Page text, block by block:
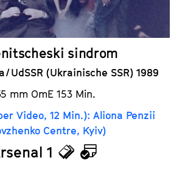
r
sindrom
UdSSR (Ukrainische SSR) 1989
mm OmE 153 Min.
Video, 12 Min.): Aliona Penzii
Centre, Kyiv)
1
T
K